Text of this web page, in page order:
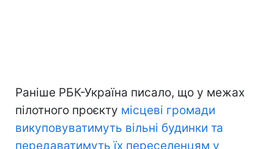
Раніше РБК-Україна писало, що у межах
пілотного проєкту місцеві громади
викуповуватимуть вільні будинки та
передаватимуть їх переселенцям у